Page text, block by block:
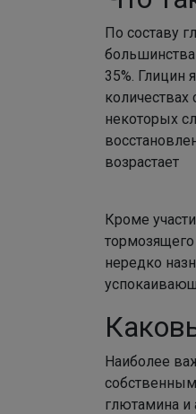
По составу
35%. Глицин
количествах
некоторых
возрастает
Кроме
нередко
Наиболее
глютамина и